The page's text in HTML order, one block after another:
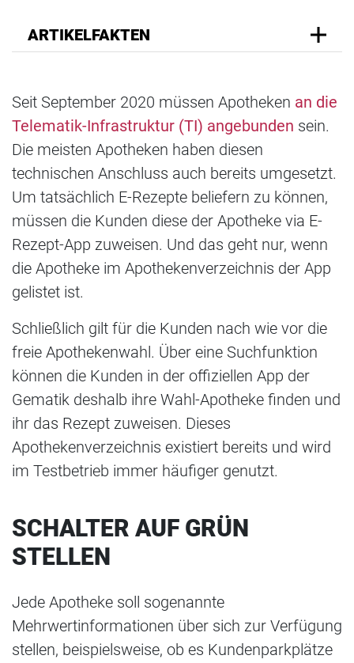
ARTIKELFAKTEN
Seit September 2020 müssen Apotheken an die
Telematik-Infrastruktur (TI) angebunden sein.
Die meisten Apotheken haben diesen
technischen Anschluss auch bereits umgesetzt.
Um tatsächlich E-Rezepte beliefern zu können,
müssen die Kunden diese der Apotheke via E-
Rezept-App zuweisen. Und das geht nur, wenn
die Apotheke im Apothekenverzeichnis der App
gelistet ist.
Schließlich gilt für die Kunden nach wie vor die
freie Apothekenwahl. Über eine Suchfunktion
können die Kunden in der offiziellen App der
Gematik deshalb ihre Wahl-Apotheke finden und
ihr das Rezept zuweisen. Dieses
Apothekenverzeichnis existiert bereits und wird
im Testbetrieb immer häufiger genutzt.
SCHALTER AUF GRÜN
STELLEN
Jede Apotheke soll sogenannte
Mehrwertinformationen über sich zur Verfügung
stellen, beispielsweise, ob es Kundenparkplätze